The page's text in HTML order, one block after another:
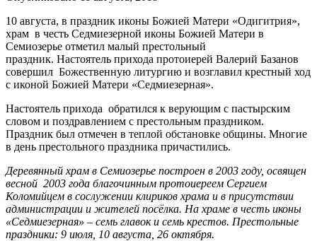
10 августа, в праздник иконы Божией Матери «Одигитрия»,
храм в честь Седмиезерной иконы Божией Матери в
Семиозерье отметил малый престольный
праздник. Настоятель прихода протоиерей Валерий Базанов
совершил Божественную литургию и возглавил крестный ход
с иконой Божией Матери «Седмиезерная».
Настоятель прихода обратился к верующим с пастырским
словом и поздравлением с престольным праздником.
Праздник был отмечен в теплой обстановке общины. Многие
в день престольного праздника причастились.
Деревянный храм в Семиозерье построен в 2003 году, освящен
весной 2003 года благочинным протоиереем Сергием
Коломийцем в сослужении клириков храма и в присутствии
администрации и жителей посёлка. На храме в честь иконы
«Седмиезерная» – семь главок и семь крестов. Престольные
праздники: 9 июля, 10 августа, 26 октября.